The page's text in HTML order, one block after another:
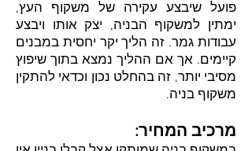
פועל שיבצע עקירה של משקוף העץ,
ימתין למשקוף הבניה, יצק אותו ויבצע
עבודות גמר. זה הליך יקר יחסית במבנים
קיימים. אך אם ההליך נמצא בתוך שיפוץ
מסיבי יותר, זה בהחלט נכון וכדאי להתקין
משקוף בניה.
מרכיב המחיר: